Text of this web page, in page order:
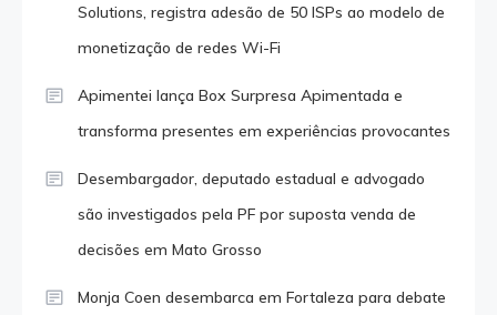
Solutions, registra adesão de 50 ISPs ao modelo de
monetização de redes Wi-Fi
Apimentei lança Box Surpresa Apimentada e
transforma presentes em experiências provocantes
Desembargador, deputado estadual e advogado
são investigados pela PF por suposta venda de
decisões em Mato Grosso
Monja Coen desembarca em Fortaleza para debate